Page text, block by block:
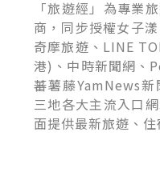
「旅遊經」為專業
商，同步授權女子
奇摩旅遊、LINE
港)、中時新聞網、
蕃薯藤YamNews
三地各大主流入口
面提供最新旅遊、